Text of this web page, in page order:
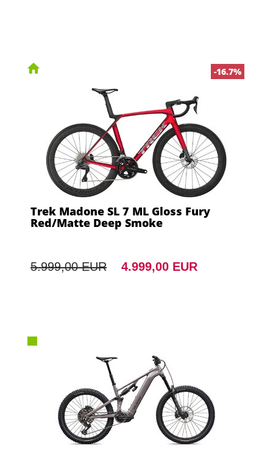
-16.7%
Trek Madone SL 7 ML Gloss Fury
Red/Matte Deep Smoke
5.999,00 EUR 4.999,00 EUR